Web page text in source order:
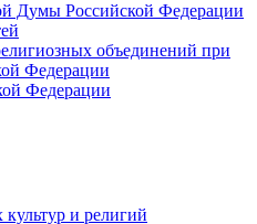
Думы Российской Федерации
объединений при
Федерации
Федерации
и религий